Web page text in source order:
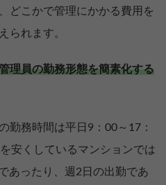
どこかで管理にかかる費用を
られます。
理員の勤務形態を簡素化する
勤務時間は平日9：00～17：
安くしているマンションでは
あったり、週2日の出勤であ